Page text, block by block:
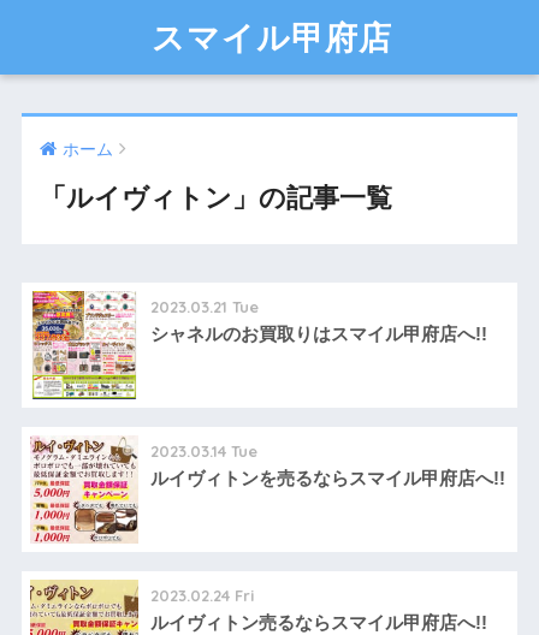
スマイル甲府店
ホーム
「ルイヴィトン」の記事一覧
2023.03.21 Tue
シャネルのお買取りはスマイル甲府店へ!!
2023.03.14 Tue
ルイヴィトンを売るならスマイル甲府店へ!!
2023.02.24 Fri
ルイヴィトン売るならスマイル甲府店へ!!